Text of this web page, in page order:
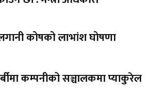
कोषको लाभांश घोषणा
कम्पनीको सञ्चालकमा प्याकुरेल